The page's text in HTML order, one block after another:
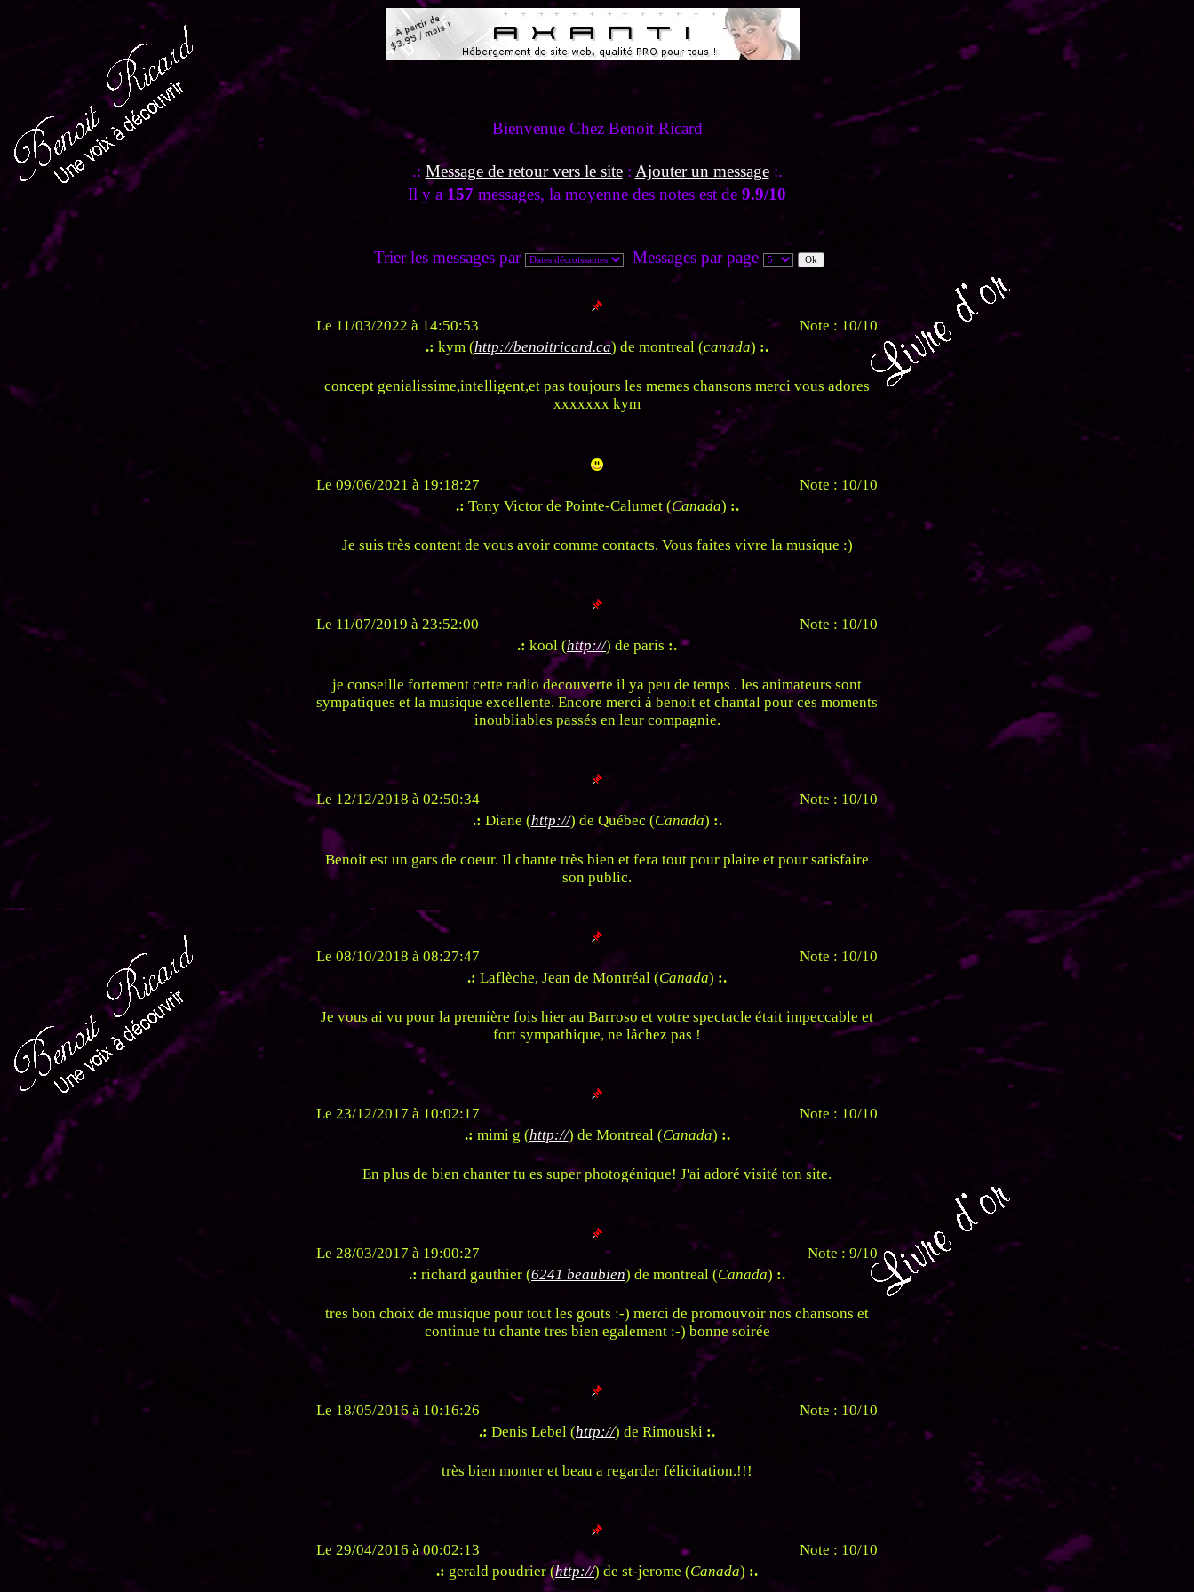
Bienvenue Chez Benoit Ricard
.: Message de retour vers le site: Ajouter un message:.
Il y a 157 messages, la moyenne des notes est de 9.9/10
Trier les messages par Messages par page
Le 11/03/2022 à 14:50:53
Note : 10/10
.: kym (http://benoitricard.ca) de montreal (canada) :.
concept genialissime,intelligent,et pas toujours les memes chansons merci vous adores
xxxxxxx kym
Le 09/06/2021 à 19:18:27
Note : 10/10
.: Tony Victor de Pointe-Calumet (Canada) :.
Je suis très content de vous avoir comme contacts. Vous faites vivre la musique :)
Le 11/07/2019 à 23:52:00
Note : 10/10
.: kool (http://) de paris :.
je conseille fortement cette radio decouverte il ya peu de temps . les animateurs sont
sympatiques et la musique excellente. Encore merci à benoit et chantal pour ces moments
inoubliables passés en leur compagnie.
Le 12/12/2018 à 02:50:34
Note : 10/10
.: Diane (http://) de Québec (Canada) :.
Benoit est un gars de coeur. Il chante très bien et fera tout pour plaire et pour satisfaire
son public.
Le 08/10/2018 à 08:27:47
Note : 10/10
.: Laflèche, Jean de Montréal (Canada) :.
Je vous ai vu pour la première fois hier au Barroso et votre spectacle était impeccable et
fort sympathique, ne lâchez pas !
Le 23/12/2017 à 10:02:17
Note : 10/10
.: mimi g (http://) de Montreal (Canada) :.
En plus de bien chanter tu es super photogénique! J'ai adoré visité ton site.
Le 28/03/2017 à 19:00:27
Note : 9/10
.: richard gauthier (6241 beaubien) de montreal (Canada) :.
tres bon choix de musique pour tout les gouts :-) merci de promouvoir nos chansons et
continue tu chante tres bien egalement :-) bonne soirée
Le 18/05/2016 à 10:16:26
Note : 10/10
.: Denis Lebel (http://) de Rimouski :.
très bien monter et beau a regarder félicitation.!!!
Le 29/04/2016 à 00:02:13
Note : 10/10
.: gerald poudrier (http://) de st-jerome (Canada) :.